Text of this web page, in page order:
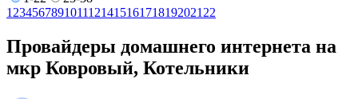
1 234567891011121415161718192021 22
Провайдеры домашнего интернета на
мкр Ковровый, Котельники